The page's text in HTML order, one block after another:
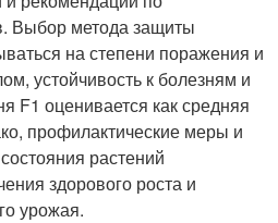
Выбор метода защиты
на степени поражения и
устойчивость к болезням и
F1 оценивается как средняя
профилактические меры и
растений
здорового роста и
урожая.